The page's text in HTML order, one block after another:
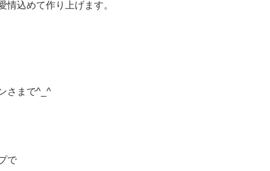
情込めて作り上げます。
さまで^_^
で